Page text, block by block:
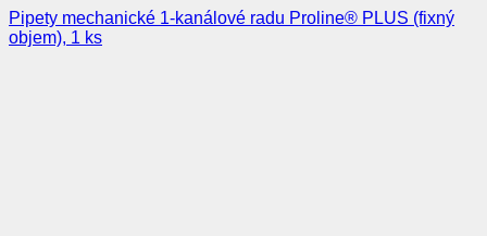
Pipety mechanické 1-kanálové radu Proline® PLUS (fixný
objem), 1 ks